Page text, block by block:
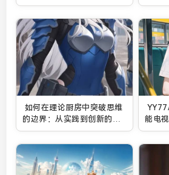
安全隐患与风险
战士
择？
如何在理论厨房中突破思维
的边界：从实践到创新的完
美融合
能电
择？